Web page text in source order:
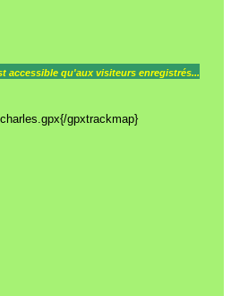
accessible qu'aux visiteurs enregistrés...
gpxtrackmap}